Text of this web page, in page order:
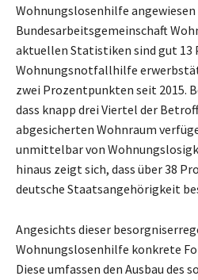
Wohnungslosenhilfe
Bundesarbeitsgemeinschaft
aktuellen Statistiken sind gut 13
Wohnungsnotfallhilfe
zwei Prozentpunkten seit 2015.
dass knapp drei Viertel der
abgesicherten Wohnraum
unmittelbar von
hinaus zeigt sich, dass über 38
deutsche Staatsangehörigkeit
Angesichts dieser
Wohnungslosenhilfe konkrete
Diese umfassen den Ausbau des